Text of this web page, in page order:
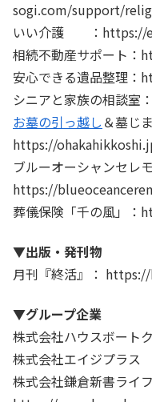
sogi.com/support/
いい介護 ：https://
相続不動産サポート
安心できる遺品整理
シニアと家族の相談
お墓の引っ越し ＆墓じ
https://
ブルーオーシャンセレ
https://
葬儀保険「千の風」
▼出版・発刊物
月刊『終活』：
▼グループ企業
株式会社ハウスボー
株式会社エイジプ
株式会社鎌倉新書ライ